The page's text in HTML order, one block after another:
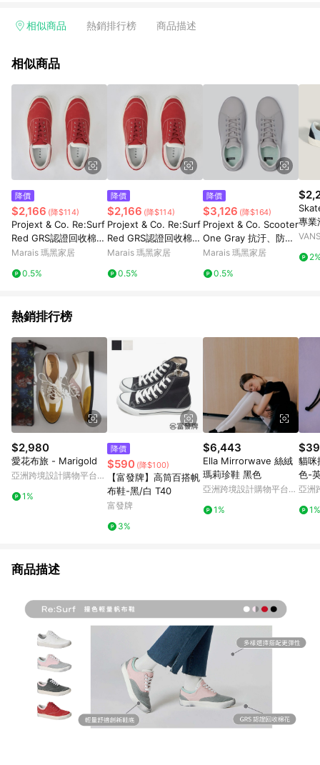
APP下單，將不符合贈點資格。 3. 點數將於出貨後60天前後發
相似商品 熱銷排行榜 商品描述
相似商品
降價
$2,166 (降$114)
Projext & Co. Re:Surf
Red GRS認證回收棉帆
布鞋 紅色 - 紅色-男44
Marais 瑪黑家居
0.5%
降價
$2,166 (降$114)
Projext & Co. Re:Surf
Red GRS認證回收棉帆
布鞋 紅色 - 紅色-女39
Marais 瑪黑家居
0.5%
降價
$3,126 (降$164)
Projext & Co. Scooter
One Gray 抗汙、防水
經典小白鞋 灰色 - 灰
Marais 瑪黑家居
0.5%
專業
熱銷排行榜
$2,980
愛花布旅 - Marigold
亞洲跨境設計購物平台
1%
降價
$590 (降$100)
【富發牌】高筒百搭帆
布鞋-黑/白 T40
富發牌
3%
$6,443
Ella Mirrorwave 絲絨
瑪莉珍鞋 黑色
亞洲跨境設計購物平台
1%
貓咪
色-
亞洲
1%
商品描述